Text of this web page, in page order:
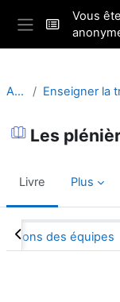
Passer au contenu
Panneau latéral
Vous
Accueil
Les
Livre Plus
Résumé de
des équipes